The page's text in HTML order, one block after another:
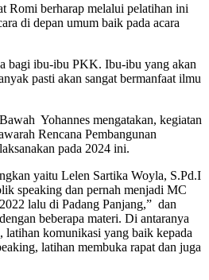
Romi berharap melalui pelatihan ini
di depan umum baik pada acara
bagi ibu-ibu PKK. Ibu-ibu yang akan
pasti akan sangat bermanfaat ilmu
Yohannes mengatakan, kegiatan
Rencana Pembangunan
pada 2024 ini.
yaitu Lelen Sartika Woyla, S.Pd.I
speaking dan pernah menjadi MC
lalu di Padang Panjang,” dan
beberapa materi. Di antaranya
komunikasi yang baik kepada
latihan membuka rapat dan juga